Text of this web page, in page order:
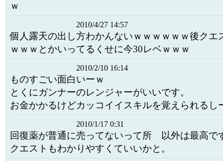
ｗ
2010/4/27 14:57
個人露天の出し方わかんないｗｗｗｗｗｗ後クエ
ｗｗｗとかいってるくせに今30レベｗｗｗ
2010/2/10 16:14
ものすごい面白いーｗ
とくにガンナーのレンジャーがいいです。
お金かかるけどカッコイイスキルを覚えられるし
2010/1/17 0:31
回復薬が普通に売ってないって所 以外は最高で
クエストもわかりやすくていいかと。